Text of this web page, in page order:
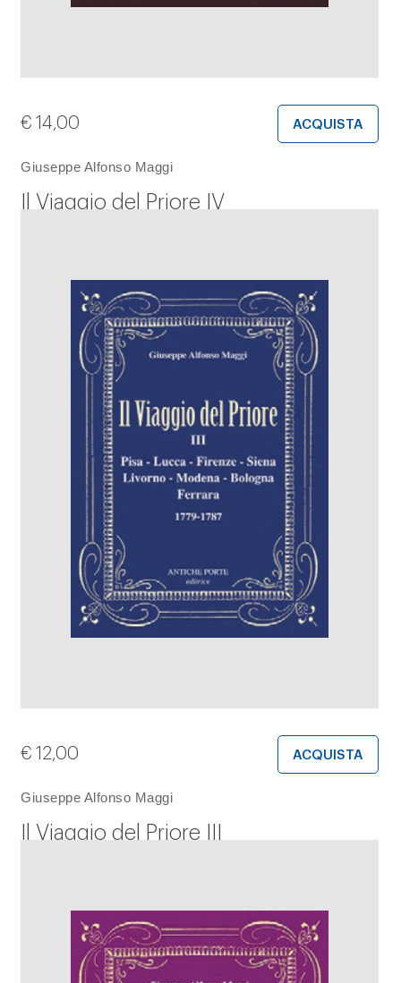
Giuseppe Alfonso Maggi
Il Viaggio del Priore IV
€ 14,00 ACQUISTA
Giuseppe Alfonso Maggi
Il Viaggio del Priore III
€ 12,00 ACQUISTA